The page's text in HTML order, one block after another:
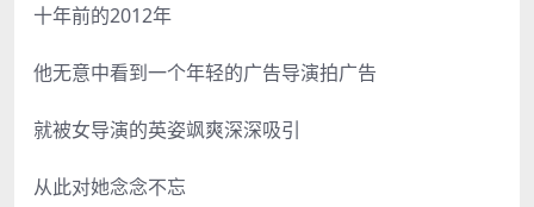
十年前的2012年
他无意中看到一个年轻的广告导演拍广告
就被女导演的英姿飒爽深深吸引
从此对她念念不忘